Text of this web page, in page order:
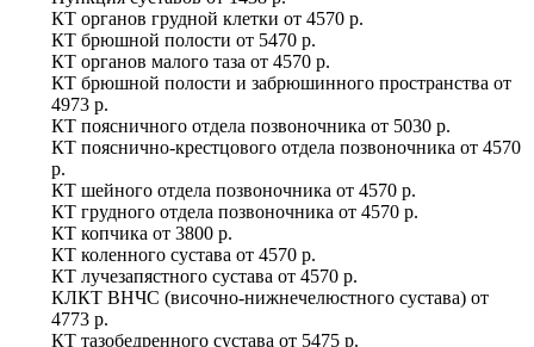
КТ органов грудной клетки от 4570 р.
КТ брюшной полости от 5470 р.
КТ органов малого таза от 4570 р.
КТ брюшной полости и забрюшинного пространства от
4973 р.
КТ поясничного отдела позвоночника от 5030 р.
КТ пояснично-крестцового отдела позвоночника от 4570
р.
КТ шейного отдела позвоночника от 4570 р.
КТ грудного отдела позвоночника от 4570 р.
КТ копчика от 3800 р.
КТ коленного сустава от 4570 р.
КТ лучезапястного сустава от 4570 р.
КЛКТ ВНЧС (височно-нижнечелюстного сустава) от
4773 р.
КТ тазобедренного сустава от 5475 р.